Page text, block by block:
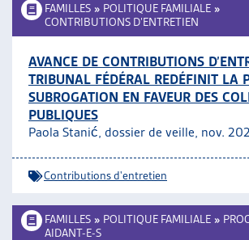
FAMILLES » POLITIQUE FAMILIALE »
CONTRIBUTIONS D’ENTRETIEN
AVANCE DE CONTRIBUTIONS
TRIBUNAL FÉDÉRAL REDÉFINIT LA
SUBROGATION EN FAVEUR DES
PUBLIQUES
Paola Stanić, dossier de veille, nov.
Contributions d'entretien
FAMILLES » POLITIQUE FAMILIALE »
AIDANT-E-S